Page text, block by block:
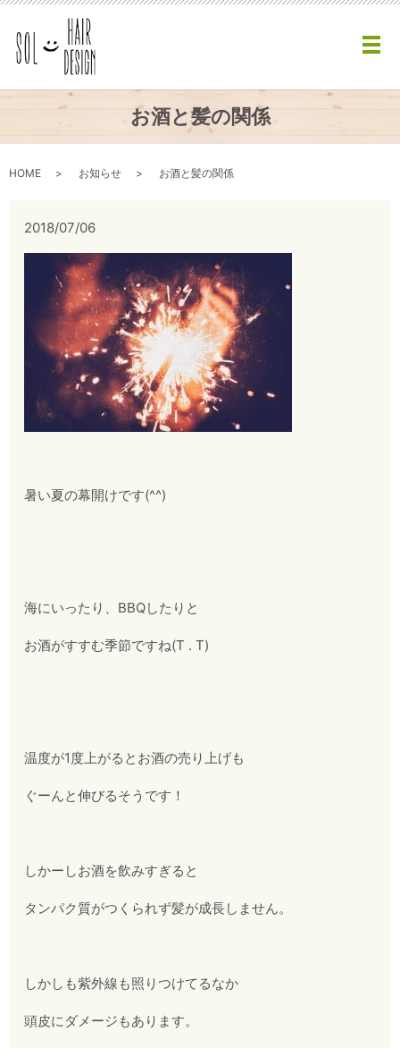
メ
お酒と髪の関係
HOME お知らせ お酒と髪の関係
2018/07/06
暑い夏の幕開けです(^^)
海にいったり、BBQしたりと
お酒がすすむ季節ですね(T . T)
温度が1度上がるとお酒の売り上げも
ぐーんと伸びるそうです！
しかーしお酒を飲みすぎると
タンパク質がつくられず髪が成長しません。
しかしも紫外線も照りつけてるなか
頭皮にダメージもあります。